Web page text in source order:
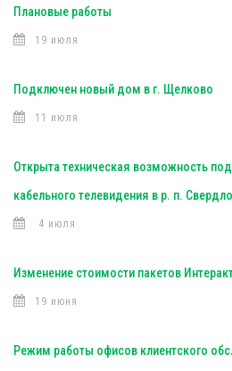
Плановые работы
19 июля
Подключен новый дом в г. Щелково
11 июля
Открыта техническая возможность
кабельного телевидения в р. п.
4 июля
Изменение стоимости пакетов
19 июня
Режим работы офисов клиентского